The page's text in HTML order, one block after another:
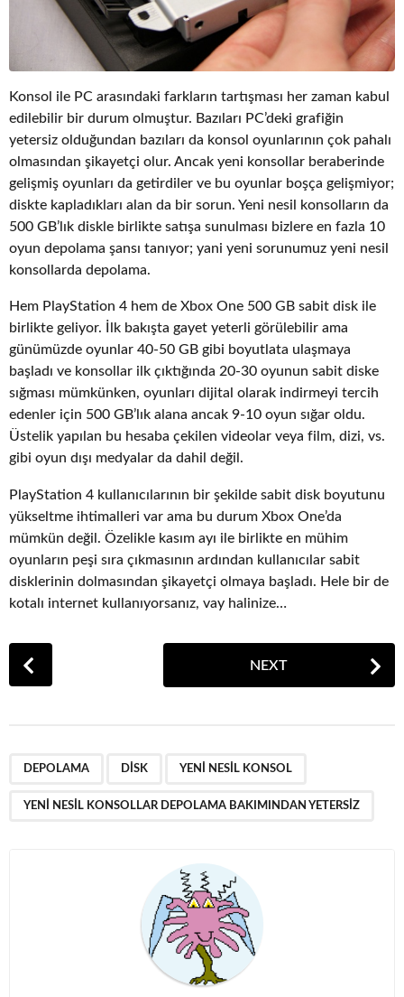
Konsol ile PC arasındaki farkların tartışması her zaman kabul
edilebilir bir durum olmuştur. Bazıları PC’deki grafiğin
yetersiz olduğundan bazıları da konsol oyunlarının çok pahalı
olmasından şikayetçi olur. Ancak yeni konsollar beraberinde
gelişmiş oyunları da getirdiler ve bu oyunlar boşça gelişmiyor;
diskte kapladıkları alan da bir sorun. Yeni nesil konsolların da
500 GB’lık diskle birlikte satışa sunulması bizlere en fazla 10
oyun depolama şansı tanıyor; yani yeni sorunumuz yeni nesil
konsollarda depolama.
Hem PlayStation 4 hem de Xbox One 500 GB sabit disk ile
birlikte geliyor. İlk bakışta gayet yeterli görülebilir ama
günümüzde oyunlar 40-50 GB gibi boyutlata ulaşmaya
başladı ve konsollar ilk çıktığında 20-30 oyunun sabit diske
sığması mümkünken, oyunları dijital olarak indirmeyi tercih
edenler için 500 GB’lık alana ancak 9-10 oyun sığar oldu.
Üstelik yapılan bu hesaba çekilen videolar veya film, dizi, vs.
gibi oyun dışı medyalar da dahil değil.
PlayStation 4 kullanıcılarının bir şekilde sabit disk boyutunu
yükseltme ihtimalleri var ama bu durum Xbox One’da
mümkün değil. Özelikle kasım ayı ile birlikte en mühim
oyunların peşi sıra çıkmasının ardından kullanıcılar sabit
disklerinin dolmasından şikayetçi olmaya başladı. Hele bir de
kotalı internet kullanıyorsanız, vay halinize…
o
NEXT
DEPOLAMA DISK YENI NESIL KONSOL
YENI NESIL KONSOLLAR DEPOLAMA BAKIMINDAN YETERSIZ